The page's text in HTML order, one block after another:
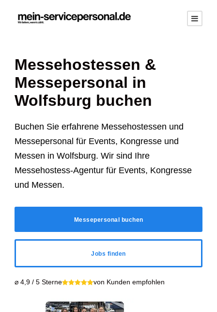
Messehostessen &
Messepersonal in
Wolfsburg buchen
Buchen Sie erfahrene Messehostessen und
Messepersonal für Events, Kongresse und
Messen in Wolfsburg. Wir sind Ihre
Messehostess-Agentur für Events, Kongresse
und Messen.
Messepersonal buchen
Jobs finden
⌀ 4,9 / 5 Sterne von Kunden empfohlen